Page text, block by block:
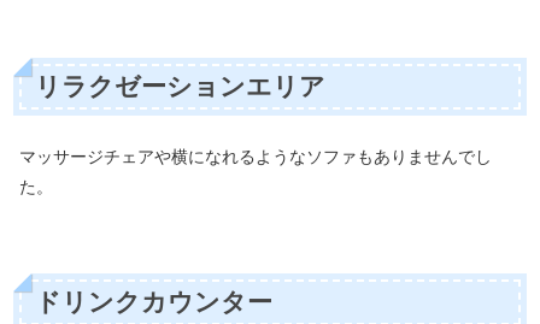
リラクゼーションエリア
マッサージチェアや横になれるようなソファもありませんでし
た。
ドリンクカウンター